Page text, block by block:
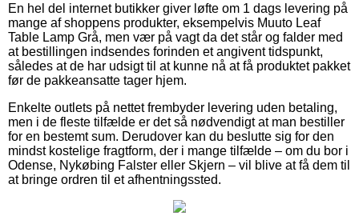
En hel del internet butikker giver løfte om 1 dags levering på
mange af shoppens produkter, eksempelvis Muuto Leaf
Table Lamp Grå, men vær på vagt da det står og falder med
at bestillingen indsendes forinden et angivent tidspunkt,
således at de har udsigt til at kunne nå at få produktet pakket
før de pakkeansatte tager hjem.
Enkelte outlets på nettet frembyder levering uden betaling,
men i de fleste tilfælde er det så nødvendigt at man bestiller
for en bestemt sum. Derudover kan du beslutte sig for den
mindst kostelige fragtform, der i mange tilfælde – om du bor i
Odense, Nykøbing Falster eller Skjern – vil blive at få dem til
at bringe ordren til et afhentningssted.